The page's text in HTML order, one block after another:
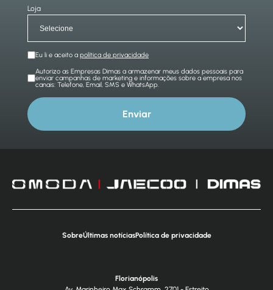
Loja
Eu li e aceito a política de privacidade
Autorizo as Empresas Dimas a armazenar meus dados pessoais para
enviar campanhas de marketing e informações sobre a empresa nos
canais: Telefone, Email, SMS e WhatsApp.
Enviar
SobreÚltimas notíciasPolítica de privacidade
Florianópolis